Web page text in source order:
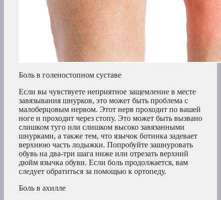
Боль в голеностопном суставе
Если вы чувствуете неприятное защемление в месте
завязывания шнурков, это может быть проблема с
малоберцовым нервом. Этот нерв проходит по вашей
ноге и проходит через стопу. Это может быть вызвано
слишком туго или слишком высоко завязанными
шнурками, а также тем, что язычок ботинка задевает
верхнюю часть лодыжки. Попробуйте зашнуровать
обувь на два-три шага ниже или отрезать верхний
дюйм язычка обуви. Если боль продолжается, вам
следует обратиться за помощью к ортопеду.
Боль в ахилле